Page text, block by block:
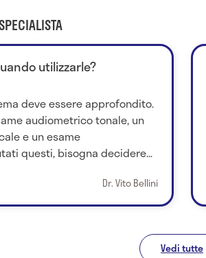
utilizzarle?
deve essere approfondito.
audiometrico tonale, un
e un esame
questi, bisogna decidere...
Dr. Vito Bellini
Vedi tutte